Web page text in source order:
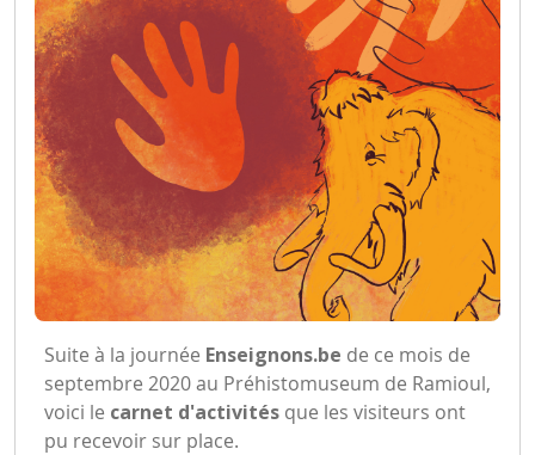
Suite à la journée Enseignons.be de ce mois de
septembre 2020 au Préhistomuseum de Ramioul,
voici le carnet d'activités que les visiteurs ont
pu recevoir sur place.